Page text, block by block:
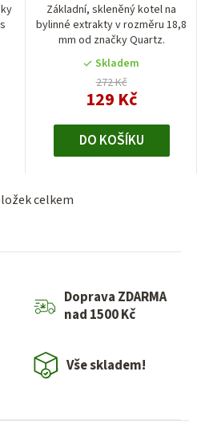
Základní, skleněný kotel na
bylinné extrakty v rozměru 18,8
mm od značky Quartz.
Skladem
272 Kč
129 Kč
DO KOŠÍKU
O
l
k
celkem
Doprava ZDARMA
nad 1500 Kč
Vše skladem!